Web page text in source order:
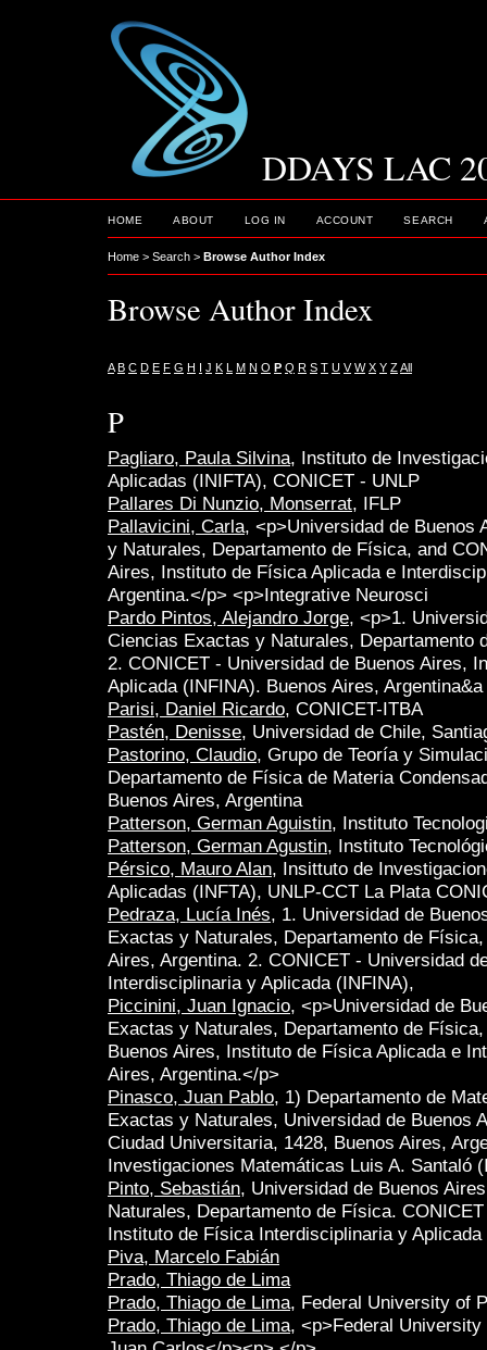
DDAYS LAC
HOME ABOUT LOG IN ACCOUNT SEARCH
Home > Search > Browse Author Index
Browse Author Index
A B C D E F G H I J K L M N O P Q R S T U V W X Y ZAll
P
Pagliaro, Paula Silvina, Instituto de
Aplicadas (INIFTA), CONICET - UNLP
Pallares Di Nunzio, Monserrat, IFLP
Pallavicini, Carla, <p>Universidad de Buenos
y Naturales, Departamento de Física, and
Aires, Instituto de Física Aplicada e
Argentina.</p> <p>Integrative Neurosci
Pardo Pintos, Alejandro Jorge, <p>1.
Ciencias Exactas y Naturales, Departamento
2. CONICET - Universidad de Buenos Aires,
Aplicada (INFINA). Buenos Aires, Argentina&a
Parisi, Daniel Ricardo, CONICET-ITBA
Pastén, Denisse, Universidad de Chile,
Pastorino, Claudio, Grupo de Teoría y
Departamento de Física de Materia
Buenos Aires, Argentina
Patterson, German Aguistin, Instituto
Patterson, German Agustin, Instituto
Pérsico, Mauro Alan, Insittuto de
Aplicadas (INFTA), UNLP-CCT La Plata
Pedraza, Lucía Inés, 1. Universidad de
Exactas y Naturales, Departamento de
Aires, Argentina. 2. CONICET - Universidad
Interdisciplinaria y Aplicada (INFINA),
Piccinini, Juan Ignacio, <p>Universidad de
Exactas y Naturales, Departamento de
Buenos Aires, Instituto de Física Aplicada e
Aires, Argentina.</p>
Pinasco, Juan Pablo, 1) Departamento de
Exactas y Naturales, Universidad de Buenos
Ciudad Universitaria, 1428, Buenos Aires,
Investigaciones Matemáticas Luis A. Santaló
Pinto, Sebastián, Universidad de Buenos
Naturales, Departamento de Física.
Instituto de Física Interdisciplinaria y
Piva, Marcelo Fabián
Prado, Thiago de Lima
Prado, Thiago de Lima, Federal University of
Prado, Thiago de Lima, <p>Federal